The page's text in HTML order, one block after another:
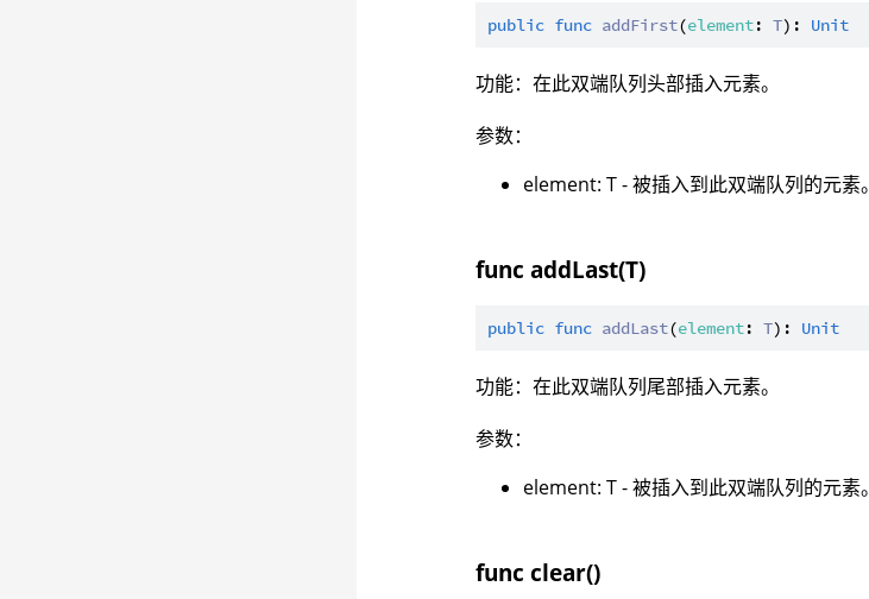
public func addFirst(element: T): Unit
功能：在此双端队列头部插入元素。
参数：
element: T - 被插入到此双端队列的元素。
func addLast(T)
public func addLast(element: T): Unit
功能：在此双端队列尾部插入元素。
参数：
element: T - 被插入到此双端队列的元素。
func clear()